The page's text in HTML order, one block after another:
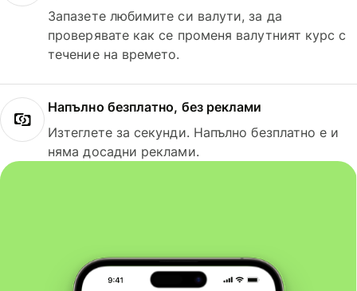
Запазете любимите си валути, за да
проверявате как се променя валутният курс с
течение на времето.
Напълно безплатно, без реклами
Изтеглете за секунди. Напълно безплатно е и
няма досадни реклами.